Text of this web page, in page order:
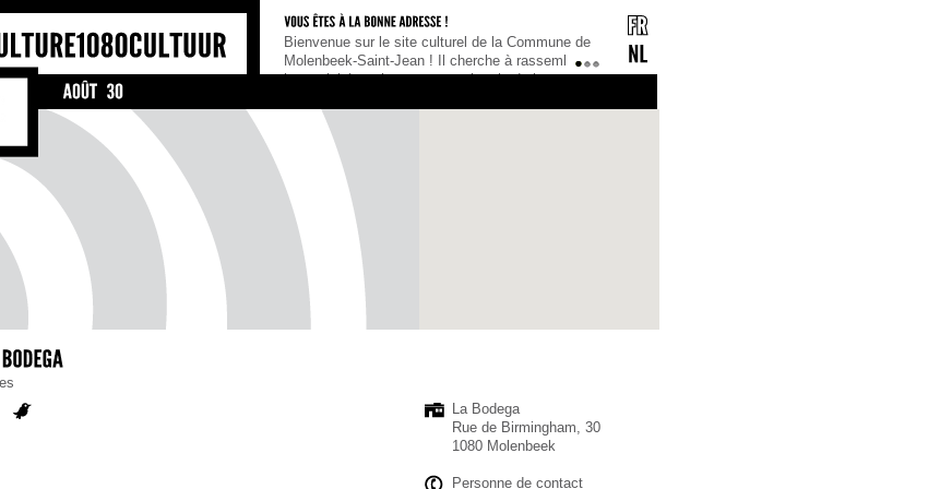
Bienvenue sur le site culturel de la Commune de
Molenbeek-Saint-Jean ! Il cherche à rassembler
les activités et les acteurs culturels de la
ceux qui cherchent une information culturelle,
qu’ils soient habitants, association ou
123
La Bodega
Rue de Birmingham, 30
1080 Molenbeek
Personne de contact